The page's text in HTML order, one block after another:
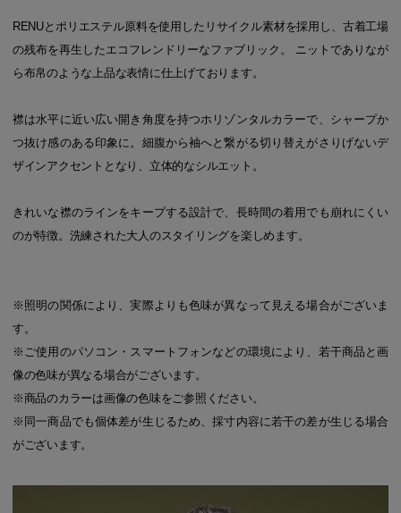
RENUとポリエステル原料を使用したリサイクル素材を採用し、古着工場
の残布を再生したエコフレンドリーなファブリック。 ニットでありなが
ら布帛のような上品な表情に仕上げております。
襟は水平に近い広い開き角度を持つホリゾンタルカラーで、シャープか
つ抜け感のある印象に。細腹から袖へと繋がる切り替えがさりげないデ
ザインアクセントとなり、立体的なシルエット。
きれいな襟のラインをキープする設計で、長時間の着用でも崩れにくい
のが特徴。洗練された大人のスタイリングを楽しめます。
※照明の関係により、実際よりも色味が異なって見える場合がございま
す。
※ご使用のパソコン・スマートフォンなどの環境により、若干商品と画
像の色味が異なる場合がございます。
※商品のカラーは画像の色味をご参照ください。
※同一商品でも個体差が生じるため、採寸内容に若干の差が生じる場合
がございます。